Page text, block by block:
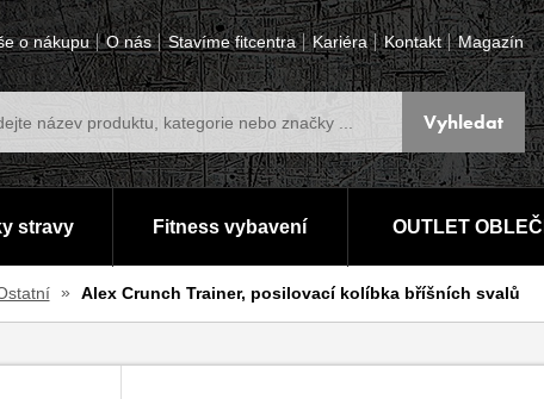
o nákupu O nás Stavíme fitcentra Kariéra Kontakt Magazín
stravy Fitness vybavení OUTLET
Alex Crunch Trainer, posilovací kolíbka bříšních svalů